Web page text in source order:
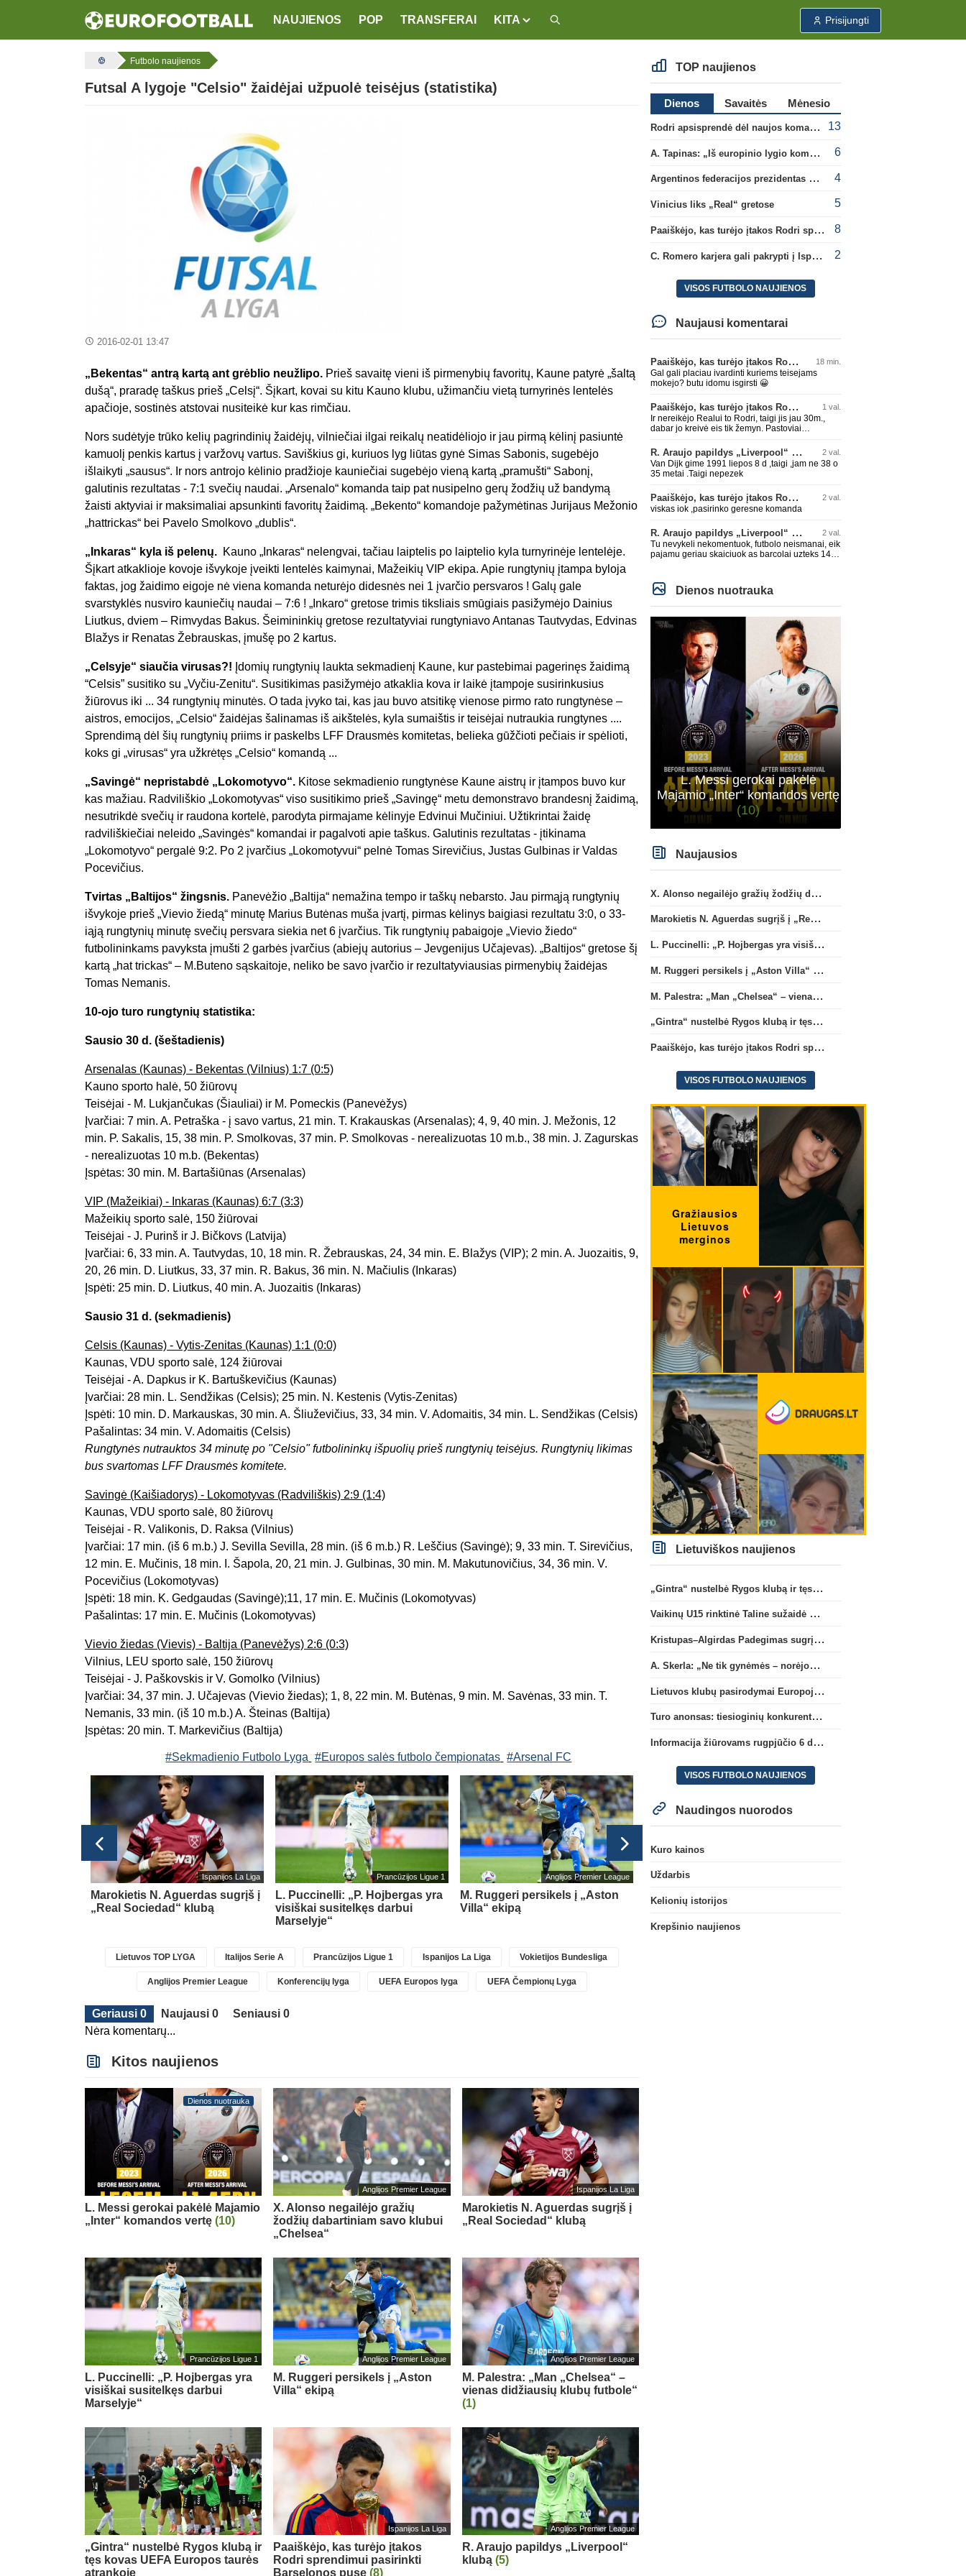
NAUJIENOS POP TRANSFERAI KITA Prisijungti
Futbolo naujienos
Futsal A lygoje "Celsio" žaidėjai užpuolė teisėjus (statistika)
2016-02-01 13:47
„Bekentas“ antrą kartą ant grėblio neužlipo. Prieš savaitę vieni iš pirmenybių favoritų, Kaune patyrė „šaltą
dušą“, praradę taškus prieš „Celsį“. Šįkart, kovai su kitu Kauno klubu, užimančiu vietą turnyrinės lentelės
apačioje, sostinės atstovai nusiteikė kur kas rimčiau.
Nors sudėtyje trūko kelių pagrindinių žaidėjų, vilniečiai ilgai reikalų neatidėliojo ir jau pirmą kėlinį pasiuntė
kamuolį penkis kartus į varžovų vartus. Saviškius gi, kuriuos lyg liūtas gynė Simas Sabonis, sugebėjo
išlaikyti „sausus“. Ir nors antrojo kėlinio pradžioje kauniečiai sugebėjo vieną kartą „pramušti“ Sabonį,
galutinis rezultatas - 7:1 svečių naudai. „Arsenalo“ komanda taip pat nusipelno gerų žodžių už bandymą
žaisti aktyviai ir maksimaliai apsunkinti favoritų žaidimą. „Bekento“ komandoje pažymėtinas Jurijaus Mežonio
„hattrickas“ bei Pavelo Smolkovo „dublis“.
„Inkaras“ kyla iš pelenų. Kauno „Inkaras“ nelengvai, tačiau laiptelis po laiptelio kyla turnyrinėje lentelėje.
Šįkart atkaklioje kovoje išvykoje įveikti lentelės kaimynai, Mažeikių VIP ekipa. Apie rungtynių įtampa byloja
faktas, jog žaidimo eigoje nė viena komanda neturėjo didesnės nei 1 įvarčio persvaros ! Galų gale
svarstyklės nusviro kauniečių naudai – 7:6 ! „Inkaro“ gretose trimis tiksliais smūgiais pasižymėjo Dainius
Liutkus, dviem – Rimvydas Bakus. Šeimininkių gretose rezultatyviai rungtyniavo Antanas Tautvydas, Edvinas
Blažys ir Renatas Žebrauskas, įmušę po 2 kartus.
„Celsyje“ siaučia virusas?! Įdomių rungtynių laukta sekmadienį Kaune, kur pastebimai pagerinęs žaidimą
“Celsis” susitiko su „Vyčiu-Zenitu“. Susitikimas pasižymėjo atkaklia kova ir laikė įtampoje susirinkusius
žiūrovus iki ... 34 rungtynių minutės. O tada įvyko tai, kas jau buvo atsitikę vienose pirmo rato rungtynėse –
aistros, emocijos, „Celsio“ žaidėjas šalinamas iš aikštelės, kyla sumaištis ir teisėjai nutraukia rungtynes ....
Sprendimą dėl šių rungtynių priims ir paskelbs LFF Drausmės komitetas, belieka gūžčioti pečiais ir spėlioti,
koks gi „virusas“ yra užkrėtęs „Celsio“ komandą ...
„Savingė“ nepristabdė „Lokomotyvo“. Kitose sekmadienio rungtynėse Kaune aistrų ir įtampos buvo kur
kas mažiau. Radviliškio „Lokomotyvas“ viso susitikimo prieš „Savingę“ metu demonstravo brandesnį žaidimą,
nesutrikdė svečių ir raudona kortelė, parodyta pirmajame kėlinyje Edvinui Mučiniui. Užtikrintai žaidę
radviliškiečiai neleido „Savingės“ komandai ir pagalvoti apie taškus. Galutinis rezultatas - įtikinama
„Lokomotyvo“ pergalė 9:2. Po 2 įvarčius „Lokomotyvui“ pelnė Tomas Sirevičius, Justas Gulbinas ir Valdas
Pocevičius.
Tvirtas „Baltijos“ žingsnis. Panevėžio „Baltija“ nemažina tempo ir taškų nebarsto. Jau pirmąją rungtynių
išvykoje prieš „Vievio žiedą“ minutę Marius Butėnas muša įvartį, pirmas kėlinys baigiasi rezultatu 3:0, o 33-
iąją rungtynių minutę svečių persvara siekia net 6 įvarčius. Tik rungtynių pabaigoje „Vievio žiedo“
futbolininkams pavyksta įmušti 2 garbės įvarčius (abiejų autorius – Jevgenijus Učajevas). „Baltijos“ gretose šį
kartą „hat trickas“ – M.Buteno sąskaitoje, neliko be savo įvarčio ir rezultatyviausias pirmenybių žaidėjas
Tomas Nemanis.
10-ojo turo rungtynių statistika:
Sausio 30 d. (šeštadienis)
Arsenalas (Kaunas) - Bekentas (Vilnius) 1:7 (0:5)
Kauno sporto halė, 50 žiūrovų
Teisėjai - M. Lukjančukas (Šiauliai) ir M. Pomeckis (Panevėžys)
Įvarčiai: 7 min. A. Petraška - į savo vartus, 21 min. T. Krakauskas (Arsenalas); 4, 9, 40 min. J. Mežonis, 12
min. P. Sakalis, 15, 38 min. P. Smolkovas, 37 min. P. Smolkovas - nerealizuotas 10 m.b., 38 min. J. Zagurskas
- nerealizuotas 10 m.b. (Bekentas)
Įspėtas: 30 min. M. Bartašiūnas (Arsenalas)
VIP (Mažeikiai) - Inkaras (Kaunas) 6:7 (3:3)
Mažeikių sporto salė, 150 žiūrovai
Teisėjai - J. Purinš ir J. Bičkovs (Latvija)
Įvarčiai: 6, 33 min. A. Tautvydas, 10, 18 min. R. Žebrauskas, 24, 34 min. E. Blažys (VIP); 2 min. A. Juozaitis, 9,
20, 26 min. D. Liutkus, 33, 37 min. R. Bakus, 36 min. N. Mačiulis (Inkaras)
Įspėti: 25 min. D. Liutkus, 40 min. A. Juozaitis (Inkaras)
Sausio 31 d. (sekmadienis)
Celsis (Kaunas) - Vytis-Zenitas (Kaunas) 1:1 (0:0)
Kaunas, VDU sporto salė, 124 žiūrovai
Teisėjai - A. Dapkus ir K. Bartuškevičius (Kaunas)
Įvarčiai: 28 min. L. Sendžikas (Celsis); 25 min. N. Kestenis (Vytis-Zenitas)
Įspėti: 10 min. D. Markauskas, 30 min. A. Šliuževičius, 33, 34 min. V. Adomaitis, 34 min. L. Sendžikas (Celsis)
Pašalintas: 34 min. V. Adomaitis (Celsis)
Rungtynės nutrauktos 34 minutę po "Celsio" futbolininkų išpuolių prieš rungtynių teisėjus. Rungtynių likimas
bus svartomas LFF Drausmės komitete.
Savingė (Kaišiadorys) - Lokomotyvas (Radviliškis) 2:9 (1:4)
Kaunas, VDU sporto salė, 80 žiūrovų
Teisėjai - R. Valikonis, D. Raksa (Vilnius)
Įvarčiai: 17 min. (iš 6 m.b.) J. Sevilla Sevilla, 28 min. (iš 6 m.b.) R. Leščius (Savingė); 9, 33 min. T. Sirevičius,
12 min. E. Mučinis, 18 min. I. Šapola, 20, 21 min. J. Gulbinas, 30 min. M. Makutunovičius, 34, 36 min. V.
Pocevičius (Lokomotyvas)
Įspėti: 18 min. K. Gedgaudas (Savingė);11, 17 min. E. Mučinis (Lokomotyvas)
Pašalintas: 17 min. E. Mučinis (Lokomotyvas)
Vievio žiedas (Vievis) - Baltija (Panevėžys) 2:6 (0:3)
Vilnius, LEU sporto salė, 150 žiūrovų
Teisėjai - J. Paškovskis ir V. Gomolko (Vilnius)
Įvarčiai: 34, 37 min. J. Učajevas (Vievio žiedas); 1, 8, 22 min. M. Butėnas, 9 min. M. Savėnas, 33 min. T.
Nemanis, 33 min. (iš 10 m.b.) A. Šteinas (Baltija)
Įspėtas: 20 min. T. Markevičius (Baltija)
#Sekmadienio Futbolo Lyga #Europos salės futbolo čempionatas #Arsenal FC
Ispanijos La Liga
Marokietis N. Aguerdas sugrįš į
„Real Sociedad“ klubą
Prancūzijos Ligue 1
L. Puccinelli: „P. Hojbergas yra
visiškai susitelkęs darbui
Marselyje“
Anglijos Premier League
M. Ruggeri persikels į „Aston
Villa“ ekipą
„Gintra“ nustelbė Rygos klubą
ir tęs kovas UEFA Europos
taurės atrankoje
Lietuvos TOP LYGA Italijos Serie A Prancūzijos Ligue 1 Ispanijos La Liga Vokietijos Bundesliga
Anglijos Premier League Konferencijų lyga UEFA Europos lyga UEFA Čempionų Lyga
Geriausi 0 Naujausi 0
Seniausi 0
Nėra komentarų...
Kitos naujienos
Dienos nuotrauka
L. Messi gerokai pakėlė Majamio
„Inter“ komandos vertę (10)
Anglijos Premier League
X. Alonso negailėjo gražių
žodžių dabartiniam savo klubui
„Chelsea“
Ispanijos La Liga
Marokietis N. Aguerdas sugrįš į
„Real Sociedad“ klubą
Prancūzijos Ligue 1
L. Puccinelli: „P. Hojbergas yra
visiškai susitelkęs darbui
Marselyje“
Anglijos Premier League
M. Ruggeri persikels į „Aston
Villa“ ekipą
Anglijos Premier League
M. Palestra: „Man „Chelsea“ –
vienas didžiausių klubų futbole“
(1)
„Gintra“ nustelbė Rygos klubą ir
tęs kovas UEFA Europos taurės
atrankoje
Ispanijos La Liga
Paaiškėjo, kas turėjo įtakos
Rodri sprendimui pasirinkti
Barselonos pusę(8)
Anglijos Premier League
R. Araujo papildys „Liverpool“
klubą (5)
TOP naujienos
Dienos Savaitės
Mėnesio
Rodri apsisprendė dėl naujos komandos
13
A. Tapinas: „Iš europinio lygio komandos gavom gerų pamokų“ 6
Argentinos federacijos prezidentas C. Tapia negailėjo pagyrų G. Infantino 4
Vinicius liks „Real“ gretose 5
Paaiškėjo, kas turėjo įtakos Rodri sprendimui pasirinkti Barselonos pusę 8
C. Romero karjera gali pakrypti į Ispaniją 2
VISOS FUTBOLO NAUJIENOS
Naujausi komentarai
Paaiškėjo, kas turėjo įtakos Rodri sprendimui pasirinkti Barselonos pusę 18 min.
Gal gali placiau ivardinti kuriems teisejams
mokejo? butu idomu isgirsti 😀
Paaiškėjo, kas turėjo įtakos Rodri sprendimui pasirinkti Barselonos pusę 1 val.
Ir nereikėjo Realui to Rodri, taigi jis jau 30m.,
dabar jo kreivė eis tik žemyn. Pastoviai
darysis nugaros operaciją, tai kada grįš į aikštę?
Po pusės metų? Ne ne ačiū. Viskas gerai, Real
turi ir geresnių opcijų, Mauras viską sustatys į
vietas. Jeigu jis iš tikro būtų buvęs reikalingas,
ne šiaip sau paleidžia jį. Sėkmės jam Barcoje,
galės su savo korešais iš rinktinės kartu pažaisti
R. Araujo papildys „Liverpool“ klubą 2 val.
Van Dijk gime 1991 liepos 8 d ,taigi ,jam ne 38 o
35 metai .Taigi nepezek
Paaiškėjo, kas turėjo įtakos Rodri sprendimui pasirinkti Barselonos pusę 2 val.
viskas iok ,pasirinko geresne komanda
R. Araujo papildys „Liverpool“ klubą 2 val.
Tu nevykeli nekomentuok, futbolo neismanai, eik
pajamu geriau skaiciuok as barcolai uzteks 140
Dienos nuotrauka
L. Messi gerokai pakėlė
Majamio „Inter“ komandos vertę
(10)
Naujausios
X. Alonso negailėjo gražių žodžių dabartiniam savo klubui „Chelsea“
Marokietis N. Aguerdas sugrįš į „Real Sociedad“ klubą
L. Puccinelli: „P. Hojbergas yra visiškai susitelkęs darbui Marselyje“
M. Ruggeri persikels į „Aston Villa“ ekipą
M. Palestra: „Man „Chelsea“ – vienas didžiausių klubų futbole“
„Gintra“ nustelbė Rygos klubą ir tęs kovas UEFA Europos taurės atrankoje
Paaiškėjo, kas turėjo įtakos Rodri sprendimui pasirinkti Barselonos pusę
VISOS FUTBOLO NAUJIENOS
Lietuviškos naujienos
„Gintra“ nustelbė Rygos klubą ir tęs kovas UEFA Europos taurės atrankoje
Vaikinų U15 rinktinė Taline sužaidė pirmąsias kontrolines rungtynes
Kristupas–Algirdas Padegimas sugrįžta į FC „Hegelmann” B sudėtį
A. Skerla: „Ne tik gynėmės – norėjome atakuoti“
Lietuvos klubų pasirodymai Europoje: patirti pralaimėjimai Kroatijos atstovams
Turo anonsas: tiesioginių konkurentų dvikova Gargžduose
Informacija žiūrovams rugpjūčio 6 d. UEFA rungtynėms
VISOS FUTBOLO NAUJIENOS
Naudingos nuorodos
Kuro kainos
Uždarbis
Kelionių istorijos
Krepšinio naujienos